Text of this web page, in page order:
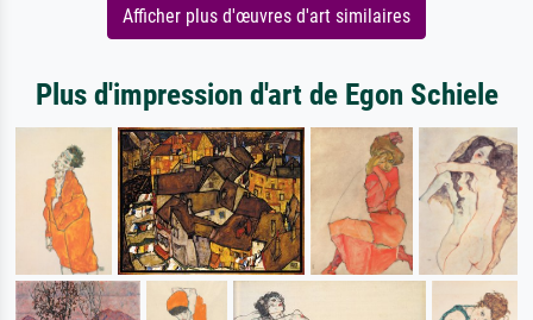
Afficher plus d'œuvres d'art similaires
Plus d'impression d'art de Egon Schiele